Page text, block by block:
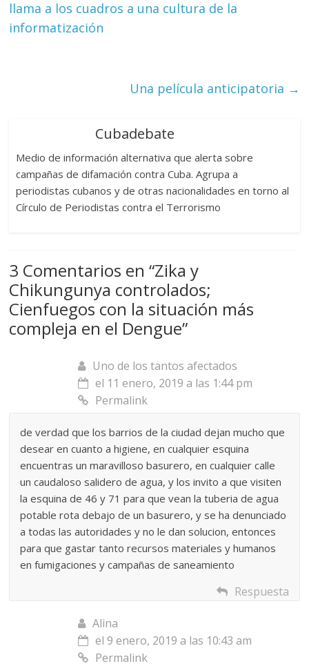
llama a los cuadros a una cultura de la
informatización
Una película anticipatoria →
Cubadebate
Medio de información alternativa que alerta sobre
campañas de difamación contra Cuba. Agrupa a
periodistas cubanos y de otras nacionalidades en torno al
Círculo de Periodistas contra el Terrorismo
3 Comentarios en “Zika y
Chikungunya controlados;
Cienfuegos con la situación más
compleja en el Dengue”
Uno de los tantos afectados
el 11 enero, 2019 a las 1:44 pm
Permalink
de verdad que los barrios de la ciudad dejan mucho que
desear en cuanto a higiene, en cualquier esquina
encuentras un maravilloso basurero, en cualquier calle
un caudaloso salidero de agua, y los invito a que visiten
la esquina de 46 y 71 para que vean la tuberia de agua
potable rota debajo de un basurero, y se ha denunciado
a todas las autoridades y no le dan solucion, entonces
para que gastar tanto recursos materiales y humanos
en fumigaciones y campañas de saneamiento
Respuesta
Alina
el 9 enero, 2019 a las 10:43 am
Permalink